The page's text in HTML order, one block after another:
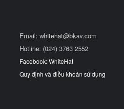
Email: whitehat@bkav.com
Hotline: (024) 3763 2552
Facebook: WhiteHat
Quy định và điều khoản sử dụng